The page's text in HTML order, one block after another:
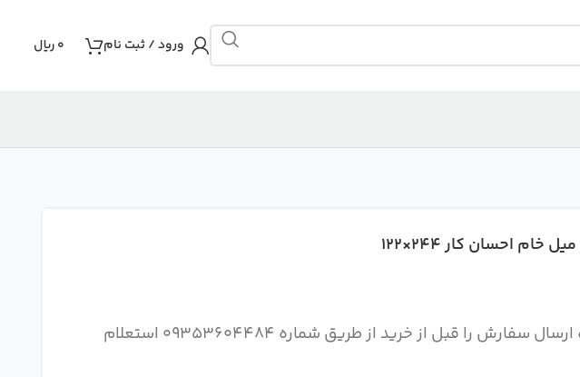
ورود / ثبت نام 0ریال
توجه : هزینه ارسال و نحوه ارسال سفارش را قبل از خرید از طریق شماره 09353604484 استعلام